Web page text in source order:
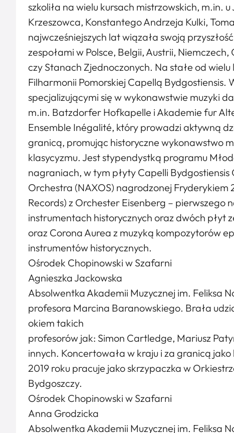
szkoliła na wielu kursach mistrzowskich, m.in.
Krzeszowca, Konstantego Andrzeja Kulki,
najwcześniejszych lat wiązała swoją
zespołami w Polsce, Belgii, Austrii,
czy Stanach Zjednoczonych. Na stałe od
Filharmonii Pomorskiej Capellą Bydgostiensis.
specjalizującymi się w wykonawstwie muzyki
m.in. Batzdorfer Hofkapelle i Akademie fur
Ensemble Inégalité, który prowadzi aktywną
granicą, promując historyczne wykonawstwo
klasycyzmu. Jest stypendystką programu
nagraniach, w tym płyty Capelli
Orchestra (NAXOS) nagrodzonej Fryderykiem
Records) z Orchester Eisenberg – pierwszego
instrumentach historycznych oraz dwóch płyt
oraz Corona Aurea z muzyką kompozytorów
instrumentów historycznych.
Ośrodek Chopinowski w Szafarni
Agnieszka Jackowska
Absolwentka Akademii Muzycznej im. Feliksa
profesora Marcina Baranowskiego. Brała
okiem takich
profesorów jak: Simon Cartledge, Mariusz
innych. Koncertowała w kraju i za granicą
2019 roku pracuje jako skrzypaczka w
Bydgoszczy.
Ośrodek Chopinowski w Szafarni
Anna Grodzicka
Absolwentka Akademii Muzycznej im. Feliksa